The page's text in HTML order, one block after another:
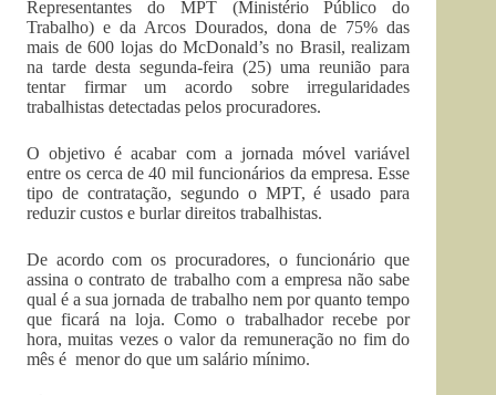
Representantes do MPT (Ministério Público do
Trabalho) e da Arcos Dourados, dona de 75% das
mais de 600 lojas do McDonald’s no Brasil, realizam
na tarde desta segunda-feira (25) uma reunião para
tentar firmar um acordo sobre irregularidades
trabalhistas detectadas pelos procuradores.
O objetivo é acabar com a jornada móvel variável
entre os cerca de 40 mil funcionários da empresa. Esse
tipo de contratação, segundo o MPT, é usado para
reduzir custos e burlar direitos trabalhistas.
De acordo com os procuradores, o funcionário que
assina o contrato de trabalho com a empresa não sabe
qual é a sua jornada de trabalho nem por quanto tempo
que ficará na loja. Como o trabalhador recebe por
hora, muitas vezes o valor da remuneração no fim do
mês é menor do que um salário mínimo.